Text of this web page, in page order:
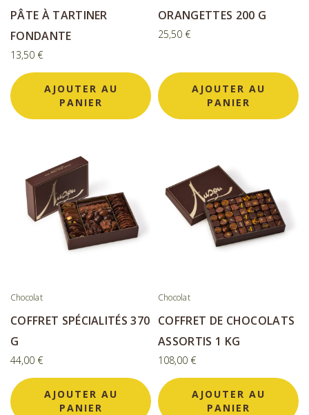
PÂTE À TARTINER
FONDANTE
13,50 €
AJOUTER AU
PANIER
ORANGETTES 200 G
25,50 €
AJOUTER AU
PANIER
Chocolat
COFFRET SPÉCIALITÉS 370
G
44,00 €
AJOUTER AU
PANIER
Chocolat
COFFRET DE CHOCOLATS
ASSORTIS 1 KG
108,00 €
AJOUTER AU
PANIER